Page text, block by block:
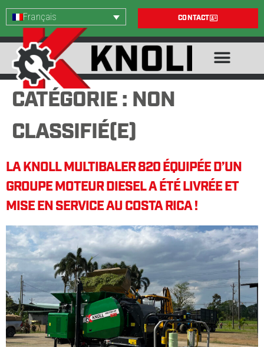
Français CONTACT
CATÉGORIE : NON
CLASSIFIÉ(E)
LA KNOLL MULTIBALER 820 ÉQUIPÉE D’UN
GROUPE MOTEUR DIESEL A ÉTÉ LIVRÉE ET
MISE EN SERVICE AU COSTA RICA !